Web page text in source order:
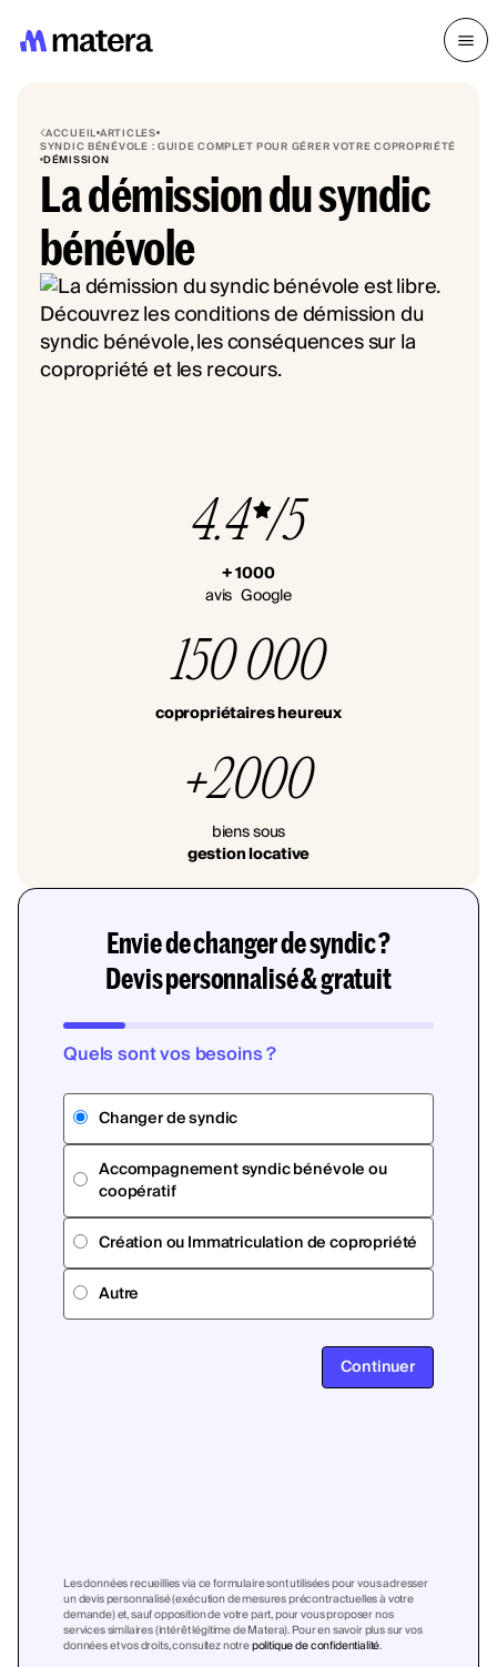
ACCUEILARTICLES
SYNDIC BÉNÉVOLE : GUIDE COMPLET POUR GÉRER VOTRE COPROPRIÉTÉ
DÉMISSION
La démission du syndic
bénévole
4.4 /5
+ 1000
avis Google
150 000
copropriétaires heureux
+2000
biens sous
gestion locative
Envie de changer de syndic ?
Devis personnalisé & gratuit
Quels sont vos besoins ?
Changer de syndic
Accompagnement syndic bénévole ou
coopératif
Création ou Immatriculation de copropriété
Autre
Continuer
Les données recueillies via ce formulaire sont utilisées pour vous adresser
un devis personnalisé (exécution de mesures précontractuelles à votre
demande) et, sauf opposition de votre part, pour vous proposer nos
services similaires (intérêt légitime de Matera). Pour en savoir plus sur vos
données et vos droits, consultez notrepolitique de confidentialité.